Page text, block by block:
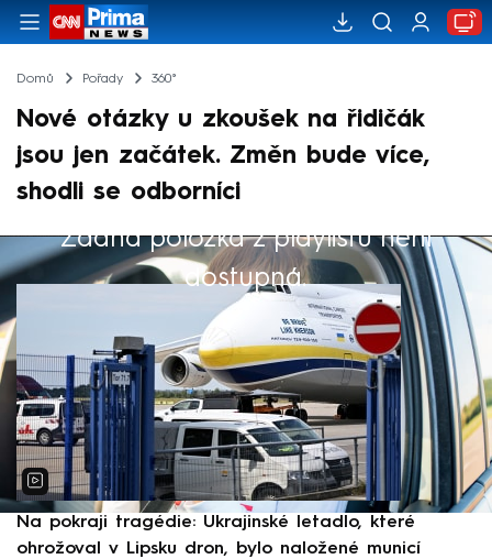
Domů Pořady 360°
Nové otázky u zkoušek na řidičák
jsou jen začátek. Změn bude více,
shodli se odborníci
Žádná položka z playlistu není
dostupná.
Výběr redakce
Na pokraji tragédie: Ukrajinské letadlo, které
ohrožoval v Lipsku dron, bylo naložené municí